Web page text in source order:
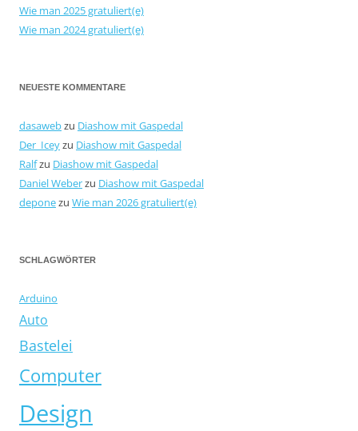
Wie man 2025 gratuliert(e)
Wie man 2024 gratuliert(e)
NEUESTE KOMMENTARE
dasawebzu Diashow mit Gaspedal
Der_Iceyzu Diashow mit Gaspedal
Ralfzu Diashow mit Gaspedal
Daniel Weberzu Diashow mit Gaspedal
deponezu Wie man 2026 gratuliert(e)
SCHLAGWÖRTER
Arduino
Auto
Bastelei
Computer
Design